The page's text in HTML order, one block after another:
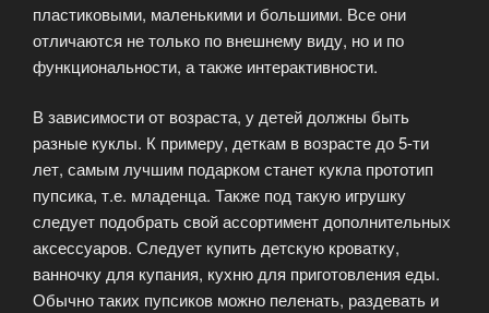
пластиковыми, маленькими и большими. Все они
отличаются не только по внешнему виду, но и по
функциональности, а также интерактивности.
В зависимости от возраста, у детей должны быть
разные куклы. К примеру, деткам в возрасте до 5-ти
лет, самым лучшим подарком станет кукла прототип
пупсика, т.е. младенца. Также под такую игрушку
следует подобрать свой ассортимент дополнительных
аксессуаров. Следует купить детскую кроватку,
ванночку для купания, кухню для приготовления еды.
Обычно таких пупсиков можно пеленать, раздевать и